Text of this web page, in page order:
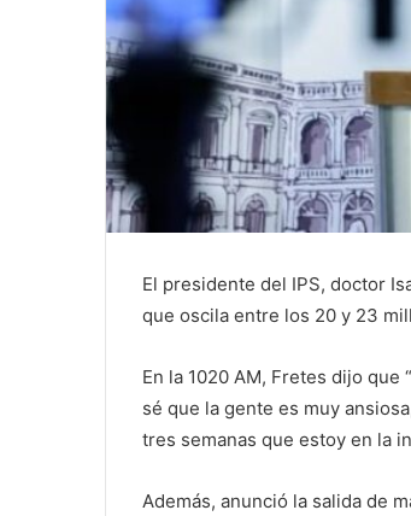
El presidente del IPS, doctor
que oscila entre los 20 y 23
En la 1020 AM, Fretes dijo
sé que la gente es muy
tres semanas que estoy en la
Además, anunció la salida de